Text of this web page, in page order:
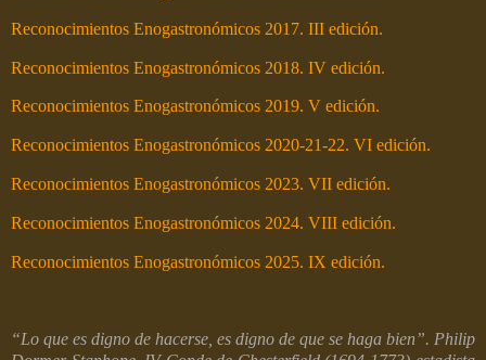
Reconocimientos Enogastronómicos 2017. III edición.
Reconocimientos Enogastronómicos 2018. IV edición.
Reconocimientos Enogastronómicos 2019. V edición.
Reconocimientos Enogastronómicos 2020-21-22. VI edición.
Reconocimientos Enogastronómicos 2023. VII edición.
Reconocimientos Enogastronómicos 2024. VIII edición.
Reconocimientos Enogastronómicos 2025. IX edición.
“Lo que es digno de hacerse, es digno de que se haga bien”. Philip